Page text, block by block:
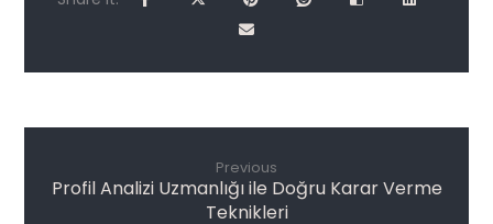
Previous
Profil Analizi Uzmanlığı ile Doğru Karar Verme
Teknikleri